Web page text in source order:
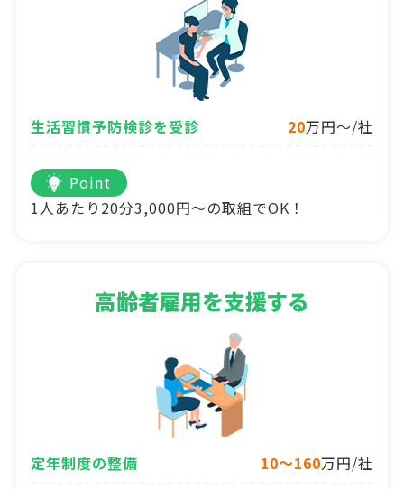
生活習慣予防検診を受診 20万円～/社
Point
1人あたり20分3,000円～の取組でOK！
高齢者雇用を支援する
定年制度の整備 10～160万円/社